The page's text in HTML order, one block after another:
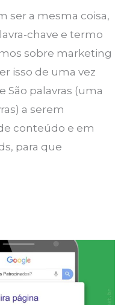
ser a mesma coisa,
chave e termo
sobre marketing
isso de uma vez
São palavras (uma
a serem
conteúdo e em
para que